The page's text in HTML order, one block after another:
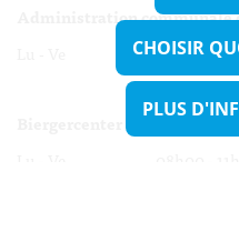
Administration
Lu - Ve 08h00 -
13h30 -
CHOISIR
PLUS